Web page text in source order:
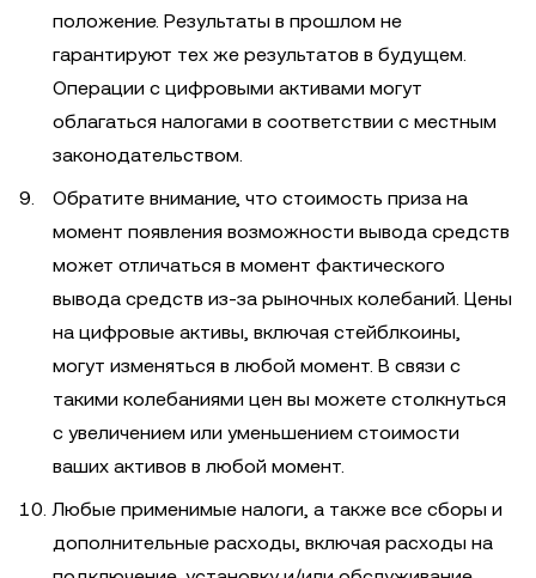
положение. Результаты в прошлом не
гарантируют тех же результатов в будущем.
Операции с цифровыми активами могут
облагаться налогами в соответствии с местным
законодательством.
Обратите внимание, что стоимость приза на
момент появления возможности вывода средств
может отличаться в момент фактического
вывода средств из-за рыночных колебаний. Цены
на цифровые активы, включая стейблкоины,
могут изменяться в любой момент. В связи с
такими колебаниями цен вы можете столкнуться
с увеличением или уменьшением стоимости
ваших активов в любой момент.
Любые применимые налоги, а также все сборы и
дополнительные расходы, включая расходы на